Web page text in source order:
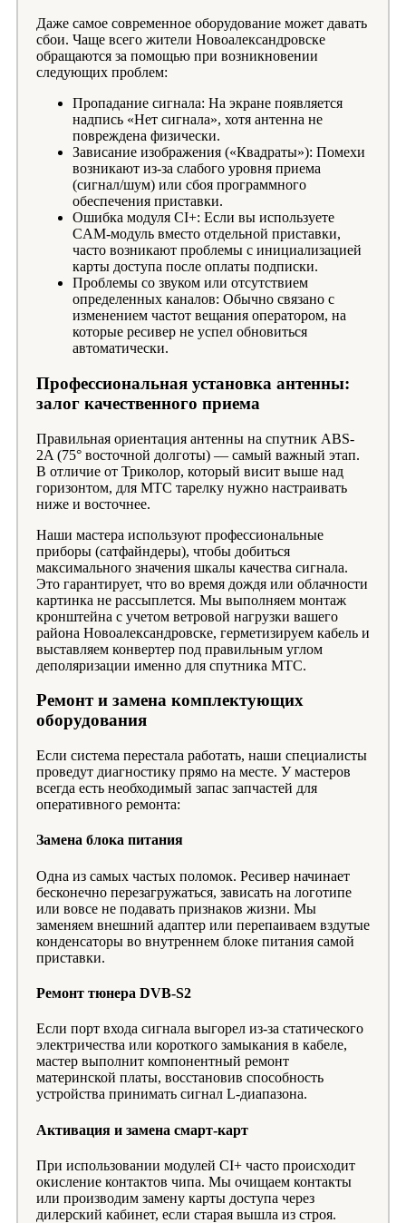
Даже самое современное оборудование может давать
сбои. Чаще всего жители Новоалександровске
обращаются за помощью при возникновении
следующих проблем:
Пропадание сигнала: На экране появляется
надпись «Нет сигнала», хотя антенна не
повреждена физически.
Зависание изображения («Квадраты»): Помехи
возникают из-за слабого уровня приема
(сигнал/шум) или сбоя программного
обеспечения приставки.
Ошибка модуля CI+: Если вы используете
CAM-модуль вместо отдельной приставки,
часто возникают проблемы с инициализацией
карты доступа после оплаты подписки.
Проблемы со звуком или отсутствием
определенных каналов: Обычно связано с
изменением частот вещания оператором, на
которые ресивер не успел обновиться
автоматически.
Профессиональная установка антенны:
залог качественного приема
Правильная ориентация антенны на спутник ABS-
2A (75° восточной долготы) — самый важный этап.
В отличие от Триколор, который висит выше над
горизонтом, для МТС тарелку нужно настраивать
ниже и восточнее.
Наши мастера используют профессиональные
приборы (сатфайндеры), чтобы добиться
максимального значения шкалы качества сигнала.
Это гарантирует, что во время дождя или облачности
картинка не рассыплется. Мы выполняем монтаж
кронштейна с учетом ветровой нагрузки вашего
района Новоалександровске, герметизируем кабель и
выставляем конвертер под правильным углом
деполяризации именно для спутника МТС.
Ремонт и замена комплектующих
оборудования
Если система перестала работать, наши специалисты
проведут диагностику прямо на месте. У мастеров
всегда есть необходимый запас запчастей для
оперативного ремонта:
Замена блока питания
Одна из самых частых поломок. Ресивер начинает
бесконечно перезагружаться, зависать на логотипе
или вовсе не подавать признаков жизни. Мы
заменяем внешний адаптер или перепаиваем вздутые
конденсаторы во внутреннем блоке питания самой
приставки.
Ремонт тюнера DVB-S2
Если порт входа сигнала выгорел из-за статического
электричества или короткого замыкания в кабеле,
мастер выполнит компонентный ремонт
материнской платы, восстановив способность
устройства принимать сигнал L-диапазона.
Активация и замена смарт-карт
При использовании модулей CI+ часто происходит
окисление контактов чипа. Мы очищаем контакты
или производим замену карты доступа через
дилерский кабинет, если старая вышла из строя.